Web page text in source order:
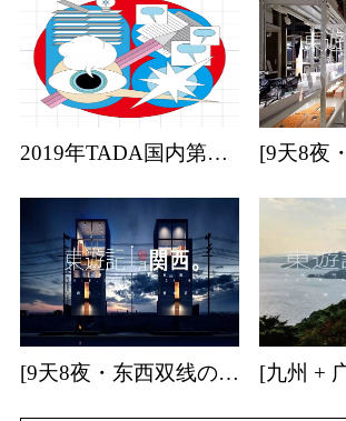
2019年TADA国内第一站日本艺术专业考学分享会
[9天8夜・东西双线の关西] | 日本建筑・温泉游学招募中！